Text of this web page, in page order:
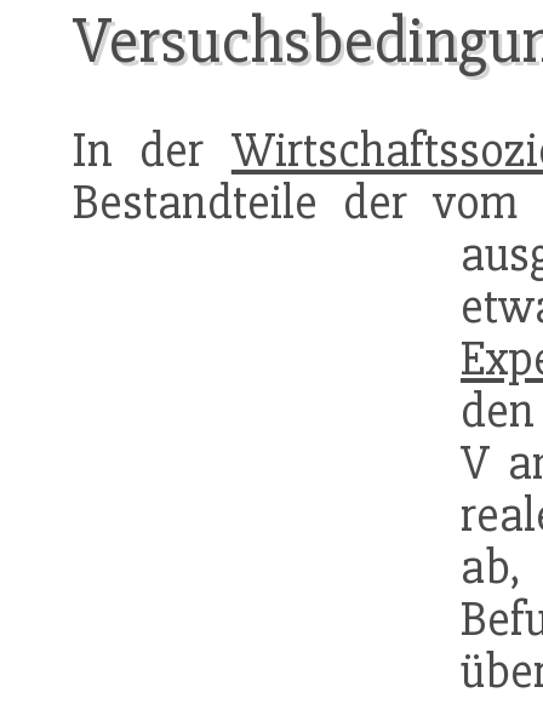
In der
Bestandteile der vom
V